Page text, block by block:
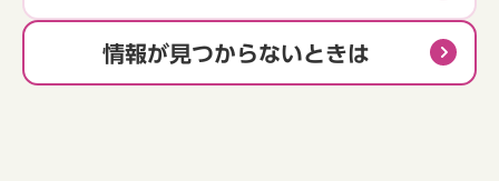
情報が見つからないときは